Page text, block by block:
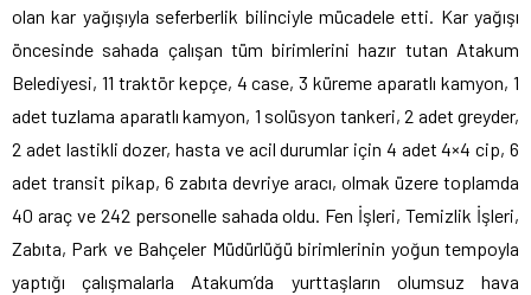
olan kar yağışıyla seferberlik bilinciyle mücadele etti. Kar yağışı
öncesinde sahada çalışan tüm birimlerini hazır tutan Atakum
Belediyesi, 11 traktör kepçe, 4 case, 3 küreme aparatlı kamyon, 1
adet tuzlama aparatlı kamyon, 1 solüsyon tankeri, 2 adet greyder,
2 adet lastikli dozer, hasta ve acil durumlar için 4 adet 4×4 cip, 6
adet transit pikap, 6 zabıta devriye aracı, olmak üzere toplamda
40 araç ve 242 personelle sahada oldu. Fen İşleri, Temizlik İşleri,
Zabıta, Park ve Bahçeler Müdürlüğü birimlerinin yoğun tempoyla
yaptığı çalışmalarla Atakum’da yurttaşların olumsuz hava